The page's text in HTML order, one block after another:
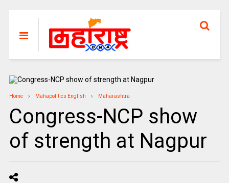
Home Mahapolitics English Maharashtra
Congress-NCP show
of strength at Nagpur